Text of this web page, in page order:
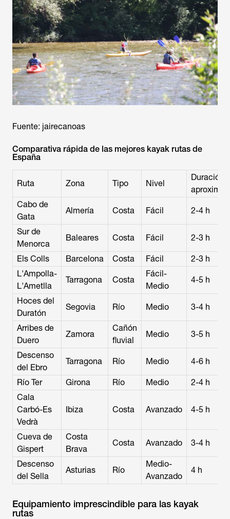
Fuente: jairecanoas
Comparativa rápida de las mejores kayak rutas de
España
Ruta Zona Tipo Nivel
Duración
Cabo de
Gata
Almería Costa Fácil 2-4 h
Sur de
Menorca
Baleares Costa Fácil 2-3 h
Els Colls Barcelona Costa Fácil
2-3 h
L'Ampolla-
L'Ametlla
Tarragona Costa
Fácil-
Medio
4-5 h
Hoces del
Duratón
Segovia Río Medio 3-4 h
Arribes de
Duero
Zamora
Cañón
fluvial
Medio 3-5 h
Descenso
del Ebro
Tarragona Río Medio 4-6 h
Río Ter Girona Río Medio
2-4 h
Cala
Carbó-Es
Vedrà
Ibiza Costa Avanzado 4-5 h
Cueva de
Gispert
Costa
Brava
Costa Avanzado 3-4 h
Descenso
del Sella
Asturias Río
Medio-
Avanzado
4 h
Equipamiento imprescindible para las kayak
rutas